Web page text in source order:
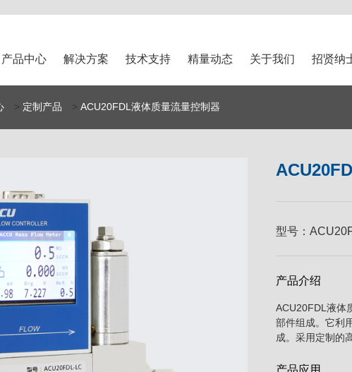
产品中心 解决方案 技术支持 精量动态 关于我们 招贤纳
> 定制产品 > ACU20FDL液体质量流量控制器
型号：
产品介绍
ACU20FDL液体
部件组成。它利
成。采用定制的
产品应用